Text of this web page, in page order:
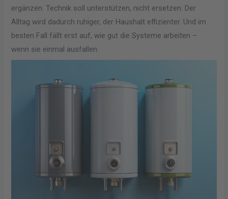
ergänzen. Technik soll unterstützen, nicht ersetzen. Der
Alltag wird dadurch ruhiger, der Haushalt effizienter. Und im
besten Fall fällt erst auf, wie gut die Systeme arbeiten –
wenn sie einmal ausfallen.